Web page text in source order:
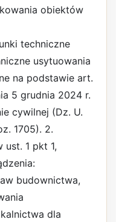
obiektów
techniczne
usytuowania
na podstawie art.
5 grudnia 2024 r.
cywilnej (Dz. U.
1705). 2.
ust. 1 pkt 1,
budownictwa,
dla